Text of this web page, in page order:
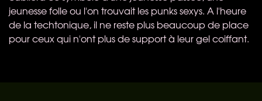
jeunesse folle ou l'on trouvait les punks sexys. A l'heure
de la techtonique, il ne reste plus beaucoup de place
pour ceux qui n'ont plus de support à leur gel coiffant.